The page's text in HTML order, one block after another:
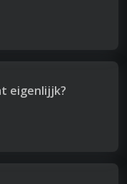
eigenlijjk?